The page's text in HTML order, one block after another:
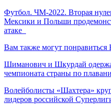
Футбол. ЧМ-2022. Вторая
Мексики и Польши
атаке
Вам также могут понравиться
Шиманович и Шкурдай
чемпионата страны по
Волейболисты «Шахтера»
лидеров российской